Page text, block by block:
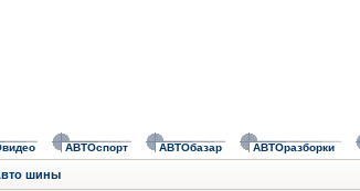
АВТОспорт АВТОбазар АВТОразборки
шины